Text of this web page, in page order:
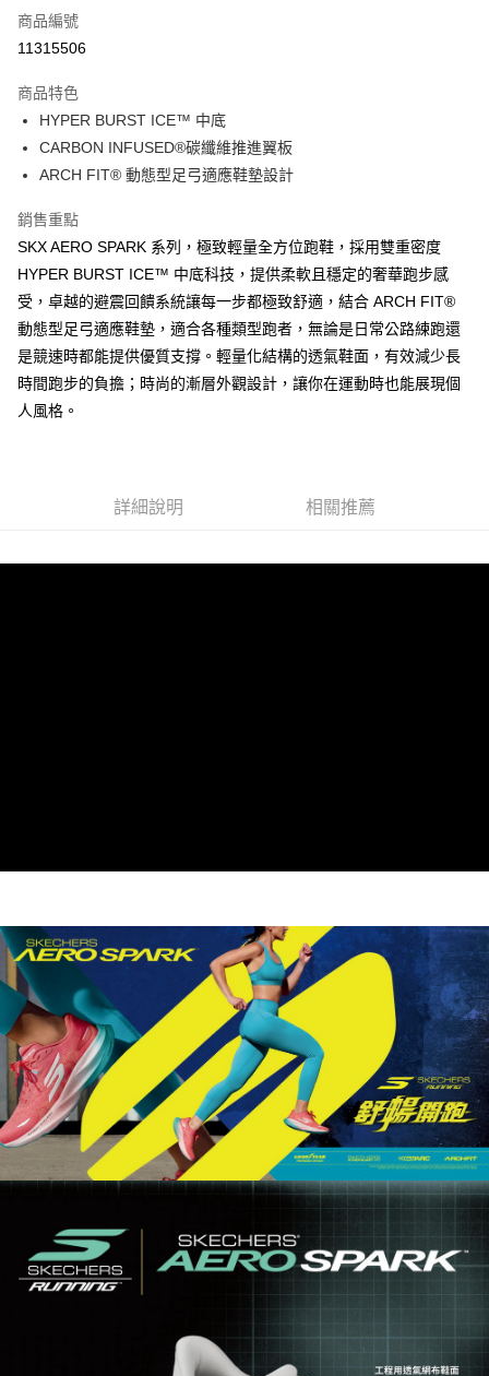
LINE Pay
相關說明
【大哥付你分期使用說明】
1.本服務由台灣大哥大提供，台灣大哥大用戶可立即使用無須另外申請。
2.付款方式選擇「大哥付你分期」，訂單成立後會自動跳轉到大哥付的交易
流程，驗證手機門號後，選擇欲分期的期數、繳款截止日，確認付款後即完
3.實際核准額度、可分期數及費用金額請依後續交易確認頁面所載為準。
4.訂單成立30分鐘內，如未前往確認交易或遇審核未通過，訂單將自動取
消。如遇「轉專審核」未通過狀況，表示未達大哥付你分期系統評分，恕無
法說明評估內容。
【繳款方式說明】
1.分期款項不併入電信帳單，「大哥付你分期」於每月結算日後寄送繳費提
2.透過簡訊連結打開帳單後，可選擇「超商條碼／台灣大直營門市／銀行轉
帳／街口支付／iPASS MONEY」等通路繳費。
【注意事項】
2.基於同意付款使用「大哥付你分期」之契約關係目的，商店將以您的個人
資料（包含姓名、電話或地址）提供予台灣大哥大進項蒐集、處理及利用，
ATM付款
宅配
商品編號
11315506
商品特色
HYPER BURST ICE™ 中底
CARBON INFUSED®碳纖維推進翼板
ARCH FIT® 動態型足弓適應鞋墊設計
銷售重點
SKX AERO SPARK 系列，極致輕量全方位跑鞋，採用雙重密度
HYPER BURST ICE™ 中底科技，提供柔軟且穩定的奢華跑步感
受，卓越的避震回饋系統讓每一步都極致舒適，結合 ARCH FIT®
動態型足弓適應鞋墊，適合各種類型跑者，無論是日常公路練跑還
是競速時都能提供優質支撐。輕量化結構的透氣鞋面，有效減少長
時間跑步的負擔；時尚的漸層外觀設計，讓你在運動時也能展現個
人風格。
詳細說明 相關推薦